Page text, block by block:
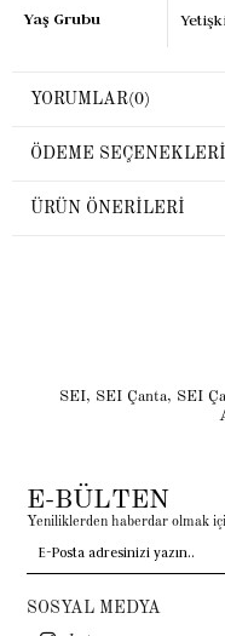
Yaş Grubu
YORUMLAR(0)
ÖDEME SEÇENEKLERI
ÜRÜN ÖNERILERI
SEI, SEI Çanta, SEI
E-BÜLTEN
Yeniliklerden haberdar olmak
SOSYAL MEDYA